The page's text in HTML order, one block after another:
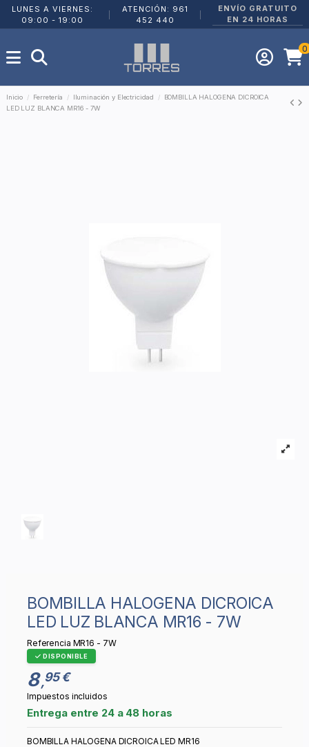
LUNES A VIERNES:
09:00 - 19:00
ATENCIÓN: 961
452 440
ENVÍO GRATUITO
EN 24 HORAS
0
Inicio Ferretería Iluminación y Electricidad
BOMBILLA HALOGENA DICROICA
LED LUZ BLANCA MR16 - 7W
BOMBILLA HALOGENA DICROICA
LED LUZ BLANCA MR16 - 7W
Referencia MR16 - 7W
DISPONIBLE
8,95 €
Impuestos incluidos
Entrega entre 24 a 48 horas
BOMBILLA HALOGENA DICROICA LED MR16